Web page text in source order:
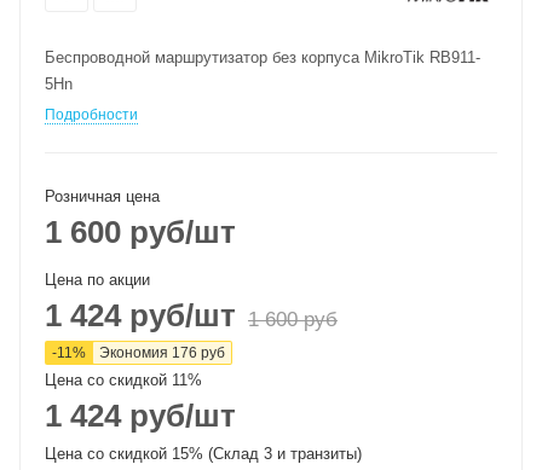
Беспроводной маршрутизатор без корпуса MikroTik RB911-
5Hn
Подробности
Розничная цена
1 600 руб/шт
Цена по акции
1 424руб/шт 1 600руб
-11% Экономия 176 руб
Цена со скидкой 11%
1 424руб/шт
Цена со скидкой 15% (Склад 3 и транзиты)